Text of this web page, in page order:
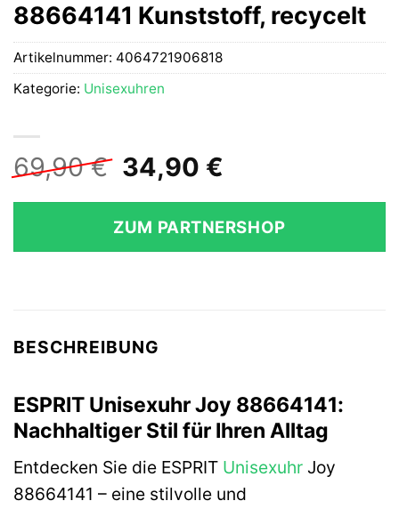
88664141 Kunststoff, recycelt
69,90€ Ursprünglicher
Preis
war:
69,90 €
34,90 €
ist:
34,90 €.
ZUM PARTNERSHOP
Artikelnummer: 4064721906818
Kategorie: Unisexuhren
BESCHREIBUNG
ESPRIT Unisexuhr Joy 88664141:
Nachhaltiger Stil für Ihren Alltag
Entdecken Sie die ESPRIT Unisexuhr Joy
88664141 – eine stilvolle und